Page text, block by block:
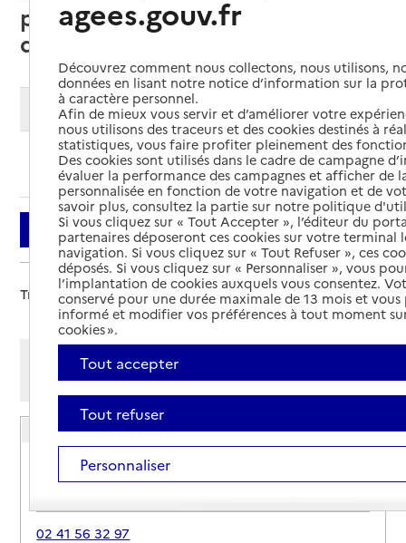
pour personnes âgées
dépendantes (EHPAD)
Modifier ma recherche
Ajouter cette recherche aux favoris
Filtrer
Trier par :
Afficher les résultats par:
Mode liste
Mode carte
EHPAD La blanchine
Adresse
15 rue de l'Industrie
49280-La Tessoualle
02 41 56 32 97
agees.gouv.fr
Découvrez comment nous collectons, nous utilisons,
données en lisant notre notice d’information sur la
à caractère personnel.
Afin de mieux vous servir et d’améliorer votre
nous utilisons des traceurs et des cookies destinés à
statistiques, vous faire profiter pleinement des
Des cookies sont utilisés dans le cadre de campagne
évaluer la performance des campagnes et afficher de
personnalisée en fonction de votre navigation et de
savoir plus, consultez la partie sur notre politique
Si vous cliquez sur « Tout Accepter », l’éditeur du
partenaires déposeront ces cookies sur votre terminal
navigation. Si vous cliquez sur « Tout Refuser », ces
déposés. Si vous cliquez sur « Personnaliser », vous
l’implantation de cookies auxquels vous consentez.
conservé pour une durée maximale de 13 mois et
informé et modifier vos préférences à tout moment
cookies ».
Tout accepter
Tout refuser
Personnaliser